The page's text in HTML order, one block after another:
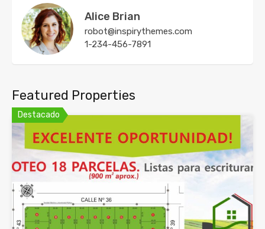
Alice Brian
robot@inspirythemes.com
1-234-456-7891
Featured Properties
Destacado